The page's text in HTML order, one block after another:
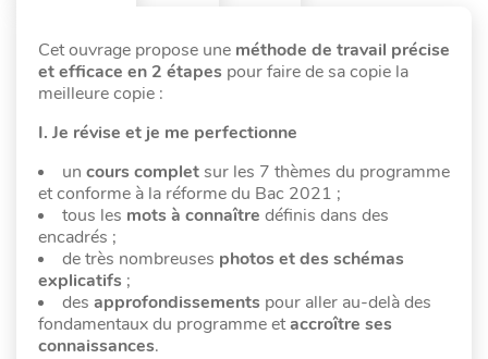
Cet ouvrage propose une méthode de travail précise
et efficace en 2 étapes pour faire de sa copie la
meilleure copie :
I. Je révise et je me perfectionne
un cours completsur les 7 thèmes du programme
et conforme à la réforme du Bac 2021 ;
tous les mots à connaître définis dans des
encadrés ;
de très nombreuses photos et des schémas
explicatifs ;
des approfondissements pour aller au-delà des
fondamentaux du programme etaccroître ses
connaissances.